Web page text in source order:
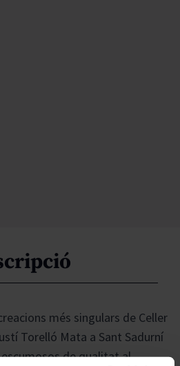
més singulars de Celler
Torelló Mata a Sant Sadurní
de qualitat al